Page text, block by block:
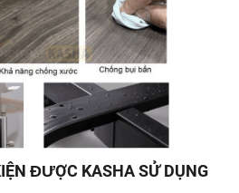
ĐƯỢC KASHA SỬ DỤNG